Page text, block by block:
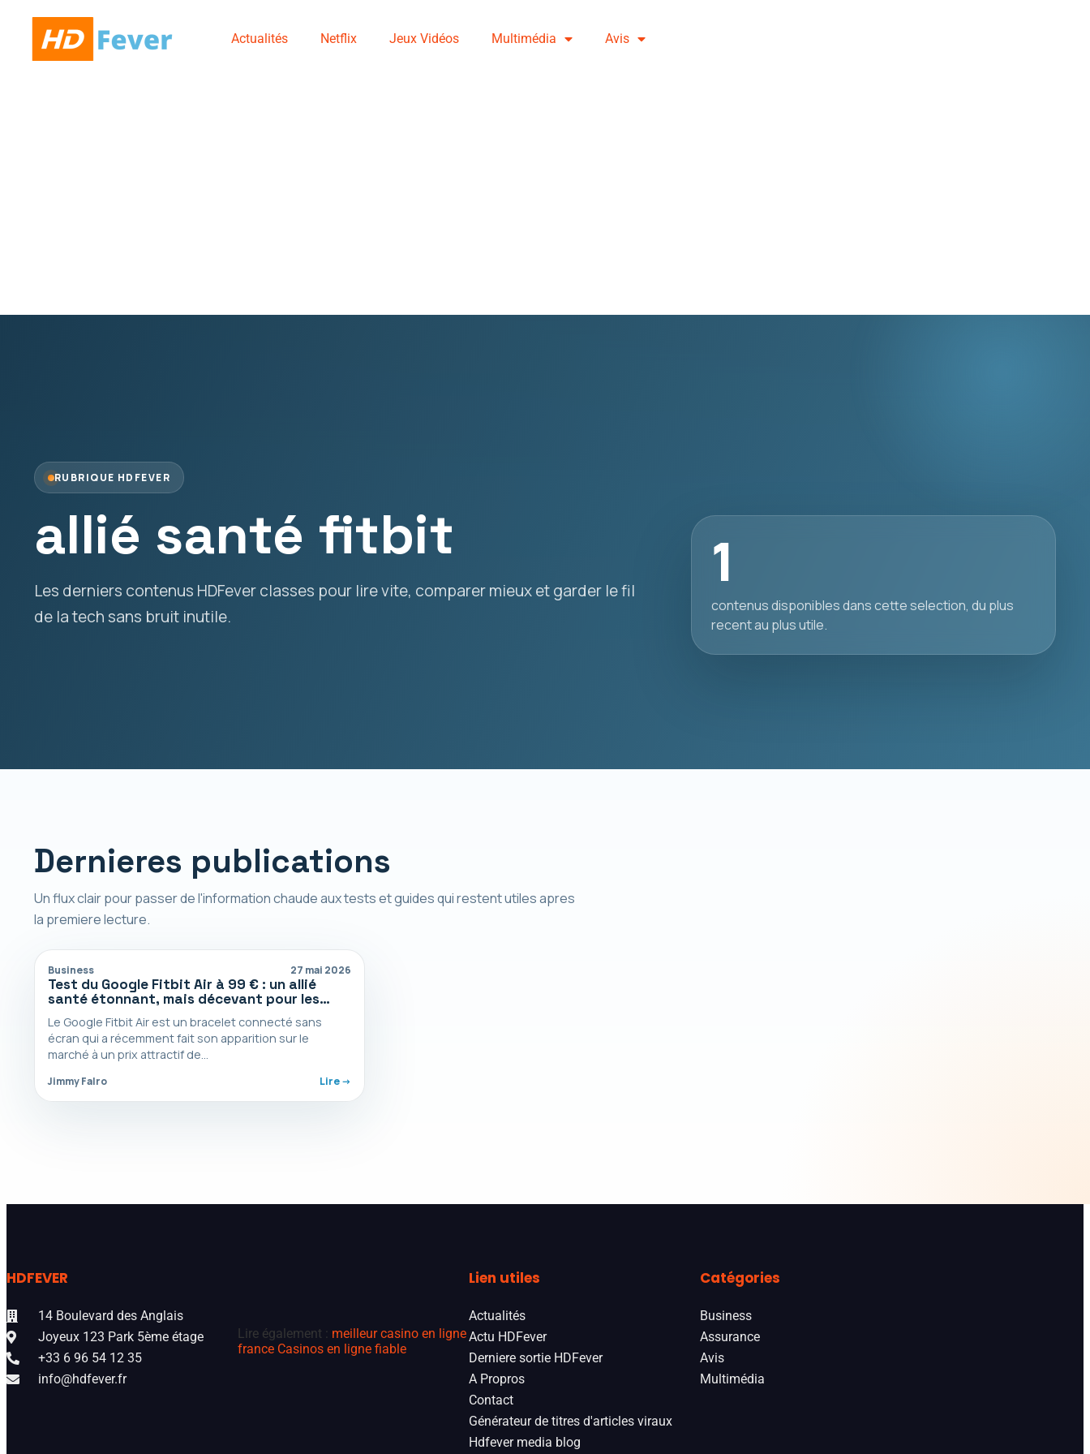
Actualités Netflix Jeux Vidéos Multimédia Avis
RUBRIQUE HDFEVER
allié santé fitbit
Les derniers contenus HDFever classes pour lire vite, comparer mieux et garder le fil
de la tech sans bruit inutile.
1
contenus disponibles dans cette selection, du plus
recent au plus utile.
Dernieres publications
Un flux clair pour passer de l'information chaude aux tests et guides qui restent utiles apres
la premiere lecture.
Business 27 mai 2026
Test du Google Fitbit Air à 99 € : un allié
santé étonnant, mais décevant pour les
Le Google Fitbit Air est un bracelet connecté sans
écran qui a récemment fait son apparition sur le
marché à un prix attractif de…
Jimmy Falro Lire ->
HDFEVER
14 Boulevard des Anglais
Joyeux 123 Park 5ème étage
+33 6 96 54 12 35
info@hdfever.fr
Lire également : meilleur casino en ligne
france Casinos en ligne fiable
Lien utiles
Actualités
Actu HDFever
Derniere sortie HDFever
A Propros
Contact
Générateur de titres d'articles viraux
Hdfever media blog
Catégories
Business
Assurance
Avis
Multimédia